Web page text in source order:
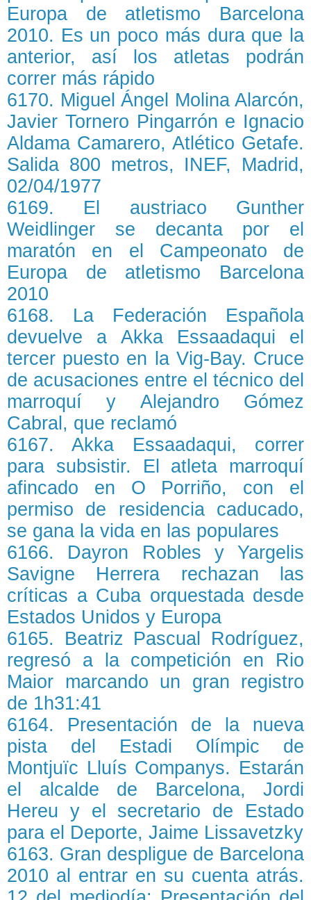
Europa de atletismo Barcelona
2010. Es un poco más dura que la
anterior, así los atletas podrán
correr más rápido
6170. Miguel Ángel Molina Alarcón,
Javier Tornero Pingarrón e Ignacio
Aldama Camarero, Atlético Getafe.
Salida 800 metros, INEF, Madrid,
02/04/1977
6169. El austriaco Gunther
Weidlinger se decanta por el
maratón en el Campeonato de
Europa de atletismo Barcelona
2010
6168. La Federación Española
devuelve a Akka Essaadaqui el
tercer puesto en la Vig-Bay. Cruce
de acusaciones entre el técnico del
marroquí y Alejandro Gómez
Cabral, que reclamó
6167. Akka Essaadaqui, correr
para subsistir. El atleta marroquí
afincado en O Porriño, con el
permiso de residencia caducado,
se gana la vida en las populares
6166. Dayron Robles y Yargelis
Savigne Herrera rechazan las
críticas a Cuba orquestada desde
Estados Unidos y Europa
6165. Beatriz Pascual Rodríguez,
regresó a la competición en Rio
Maior marcando un gran registro
de 1h31:41
6164. Presentación de la nueva
pista del Estadi Olímpic de
Montjuïc Lluís Companys. Estarán
el alcalde de Barcelona, Jordi
Hereu y el secretario de Estado
para el Deporte, Jaime Lissavetzky
6163. Gran despligue de Barcelona
2010 al entrar en su cuenta atrás.